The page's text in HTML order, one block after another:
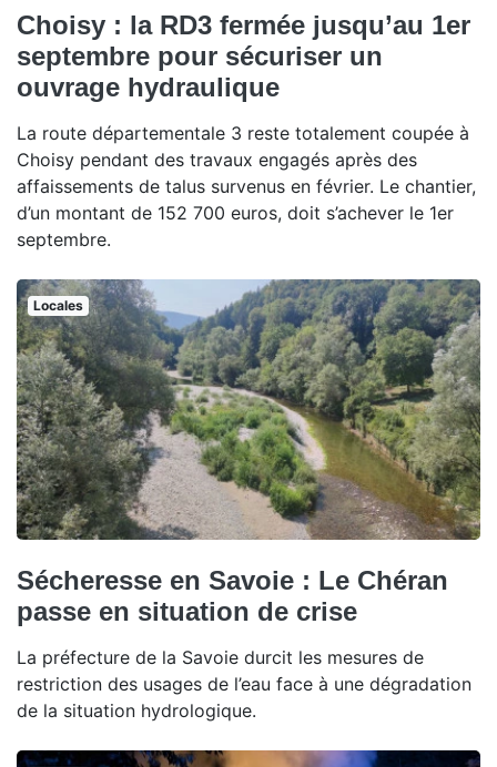
Choisy : la RD3 fermée jusqu’au 1er
septembre pour sécuriser un
ouvrage hydraulique
La route départementale 3 reste totalement coupée à
Choisy pendant des travaux engagés après des
affaissements de talus survenus en février. Le chantier,
d’un montant de 152 700 euros, doit s’achever le 1er
septembre.
Locales
Sécheresse en Savoie : Le Chéran
passe en situation de crise
La préfecture de la Savoie durcit les mesures de
restriction des usages de l’eau face à une dégradation
de la situation hydrologique.